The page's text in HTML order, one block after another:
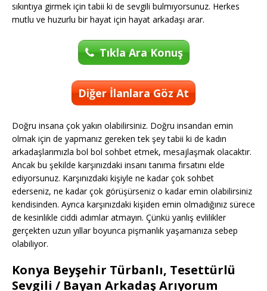
sıkıntıya girmek için tabii ki de sevgili bulmıyorsunuz. Herkes
mutlu ve huzurlu bir hayat için hayat arkadaşı arar.
Tıkla Ara Konuş
Diğer İlanlara Göz At
Doğru insana çok yakın olabilirsiniz. Doğru insandan emin
olmak için de yapmanız gereken tek şey tabii ki de kadın
arkadaşlarımızla bol bol sohbet etmek, mesajlaşmak olacaktır.
Ancak bu şekilde karşınızdaki insanı tanıma fırsatını elde
ediyorsunuz. Karşınızdaki kişiyle ne kadar çok sohbet
ederseniz, ne kadar çok görüşürseniz o kadar emin olabilirsiniz
kendisinden. Ayrıca karşınızdaki kişiden emin olmadığınız sürece
de kesinlikle ciddi adımlar atmayın. Çünkü yanlış evlilikler
gerçekten uzun yıllar boyunca pişmanlık yaşamanıza sebep
olabiliyor.
Konya Beyşehir Türbanlı, Tesettürlü
Sevgili / Bayan Arkadaş Arıyorum